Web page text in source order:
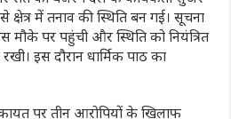
में तनाव की स्थिति बन गई। सूचना
मौके पर पहुंची और स्थिति को नियंत्रित
इस दौरान धार्मिक पाठ का
पर तीन आरोपियों के खिलाफ